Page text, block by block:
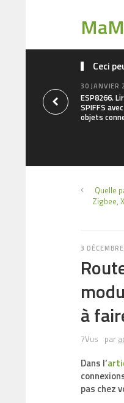
Ceci
30 JANVIER
ESP8266.
SPIFFS
objets
Quelle
Zigbee,
3
à
7Vus par
Dans l’
pas chez